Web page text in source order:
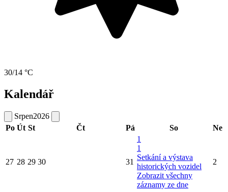
30/14 °C
Kalendář
Srpen2026
Po Út St Čt Pá So Ne
27 28 29 30 31
1
1
Setkání a výstava
historických vozidel
Zobrazit všechny
záznamy ze dne
2